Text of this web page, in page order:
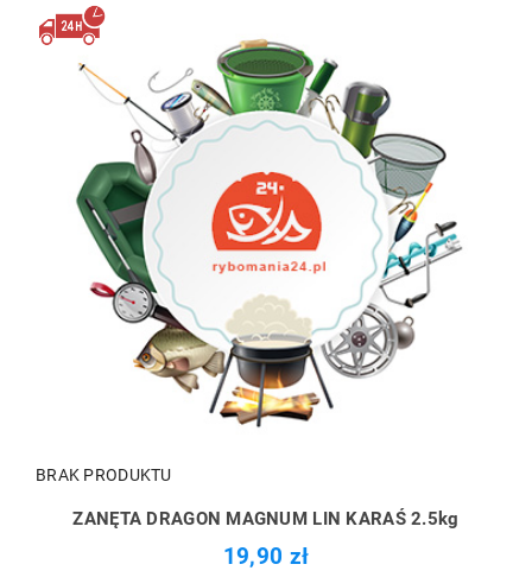
BRAK PRODUKTU
ZANĘTA DRAGON MAGNUM LIN KARAŚ 2.5kg
19,90 zł